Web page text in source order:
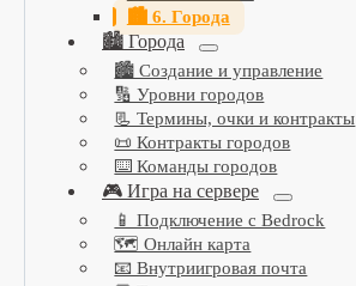
🏙️ 6. Города
🏙️ Города
🏙️ Создание и управление
🔢 Уровни городов
📃 Термины, очки и контракты
📜 Контракты городов
⌨️ Команды городов
🎮 Игра на сервере
📱 Подключение с Bedrock
🗺️ Онлайн карта
📧 Внутриигровая почта